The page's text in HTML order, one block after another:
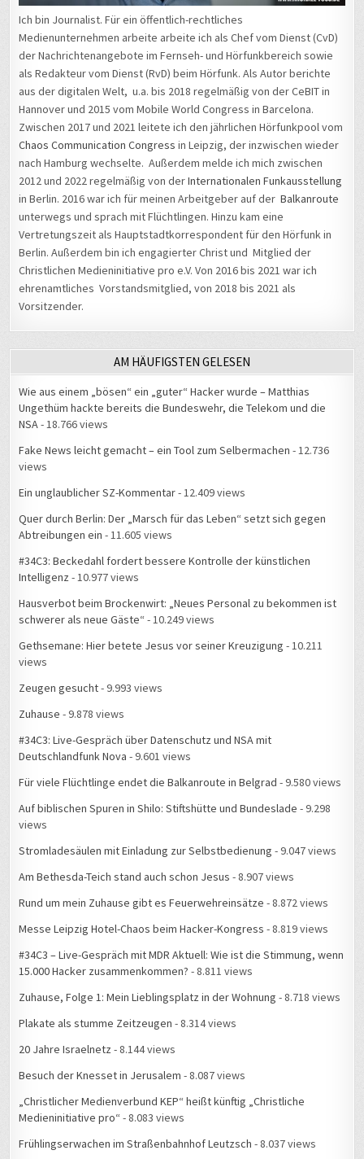
Ich bin Journalist. Für ein öffentlich-rechtliches
Medienunternehmen arbeite arbeite ich als Chef vom Dienst (CvD)
der Nachrichtenangebote im Fernseh- und Hörfunkbereich sowie
als Redakteur vom Dienst (RvD) beim Hörfunk. Als Autor berichte
aus der digitalen Welt, u.a. bis 2018 regelmäßig von der CeBIT in
Hannover und 2015 vom Mobile World Congress in Barcelona.
Zwischen 2017 und 2021 leitete ich den jährlichen Hörfunkpool vom
Chaos Communication Congress in Leipzig, der inzwischen wieder
nach Hamburg wechselte. Außerdem melde ich mich zwischen
2012 und 2022 regelmäßig von derInternationalen Funkausstellung
in Berlin. 2016 war ich für meinen Arbeitgeber auf derBalkanroute
unterwegs und sprach mit Flüchtlingen. Hinzu kam eine
Vertretungszeit als Hauptstadtkorrespondent für den Hörfunk in
Berlin. Außerdem bin ich engagierter Christ und Mitglied der
Christlichen Medieninitiative pro e.V. Von 2016 bis 2021 war ich
ehrenamtliches Vorstandsmitglied, von 2018 bis 2021 als
Vorsitzender.
AM HÄUFIGSTEN GELESEN
Wie aus einem „bösen“ ein „guter“ Hacker wurde – Matthias
Ungethüm hackte bereits die Bundeswehr, die Telekom und die
NSA- 18.766 views
Fake News leicht gemacht – ein Tool zum Selbermachen - 12.736
views
Ein unglaublicher SZ-Kommentar- 12.409 views
Quer durch Berlin: Der „Marsch für das Leben“ setzt sich gegen
Abtreibungen ein - 11.605 views
#34C3: Beckedahl fordert bessere Kontrolle der künstlichen
Intelligenz - 10.977 views
Hausverbot beim Brockenwirt: „Neues Personal zu bekommen ist
schwerer als neue Gäste“ - 10.249 views
Gethsemane: Hier betete Jesus vor seiner Kreuzigung - 10.211
views
Zeugen gesucht- 9.993 views
Zuhause - 9.878 views
#34C3: Live-Gespräch über Datenschutz und NSA mit
Deutschlandfunk Nova - 9.601 views
Für viele Flüchtlinge endet die Balkanroute in Belgrad - 9.580 views
Auf biblischen Spuren in Shilo: Stiftshütte und Bundeslade - 9.298
views
Stromladesäulen mit Einladung zur Selbstbedienung - 9.047 views
Am Bethesda-Teich stand auch schon Jesus - 8.907 views
Rund um mein Zuhause gibt es Feuerwehreinsätze - 8.872 views
Messe Leipzig Hotel-Chaos beim Hacker-Kongress - 8.819 views
#34C3 – Live-Gespräch mit MDR Aktuell: Wie ist die Stimmung, wenn
15.000 Hacker zusammenkommen? - 8.811 views
Zuhause, Folge 1: Mein Lieblingsplatz in der Wohnung - 8.718 views
Plakate als stumme Zeitzeugen - 8.314 views
20 Jahre Israelnetz - 8.144 views
Besuch der Knesset in Jerusalem - 8.087 views
„Christlicher Medienverbund KEP“ heißt künftig „Christliche
Medieninitiative pro“ - 8.083 views
Frühlingserwachen im Straßenbahnhof Leutzsch - 8.037 views